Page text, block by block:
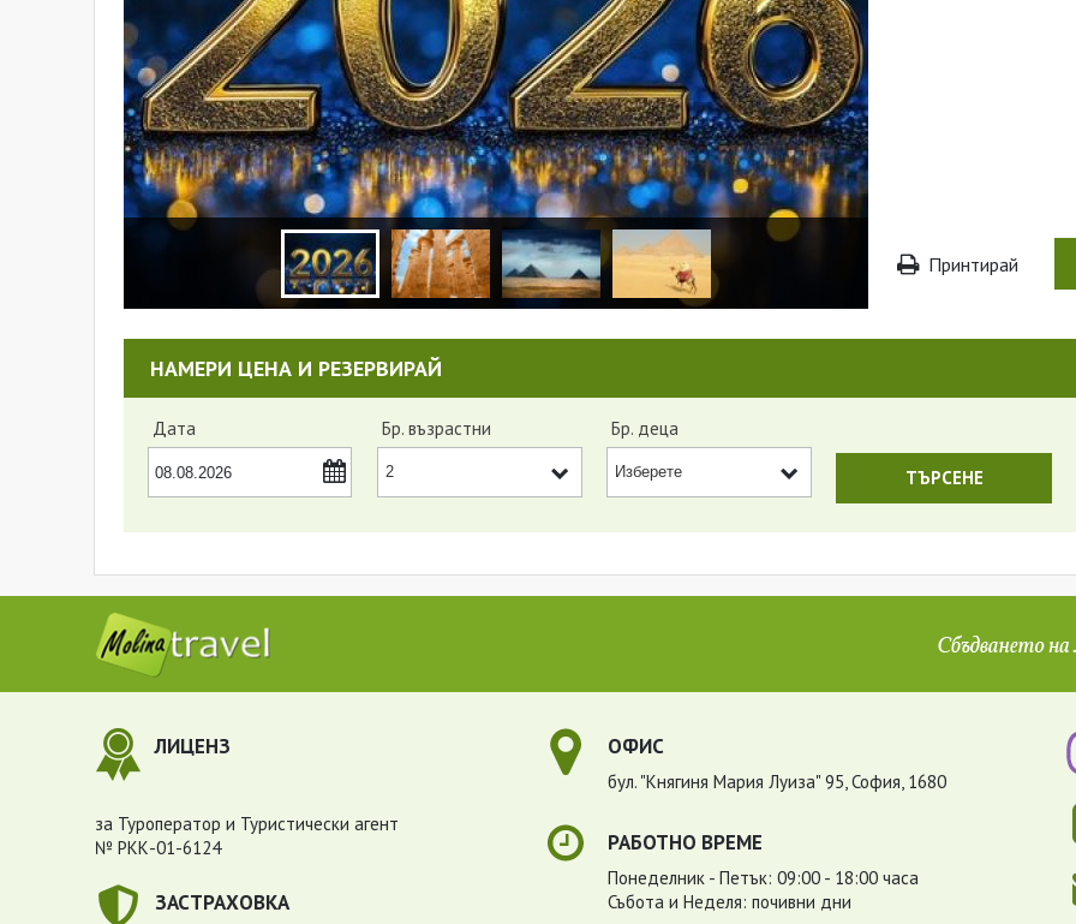
Принтирай
НАМЕРИ ЦЕНА И РЕЗЕРВИРАЙ
Дата Бр. възрастни Бр. деца
ЛИЦЕНЗ
за Туроператор и Туристически агент
№ РКК-01-6124
ЗАСТРАХОВКА
ОФИС
бул. "Княгиня Мария Луиза" 95, София, 1680
РАБОТНО ВРЕМЕ
Понеделник - Петък: 09:00 - 18:00 часа
Събота и Неделя: почивни дни